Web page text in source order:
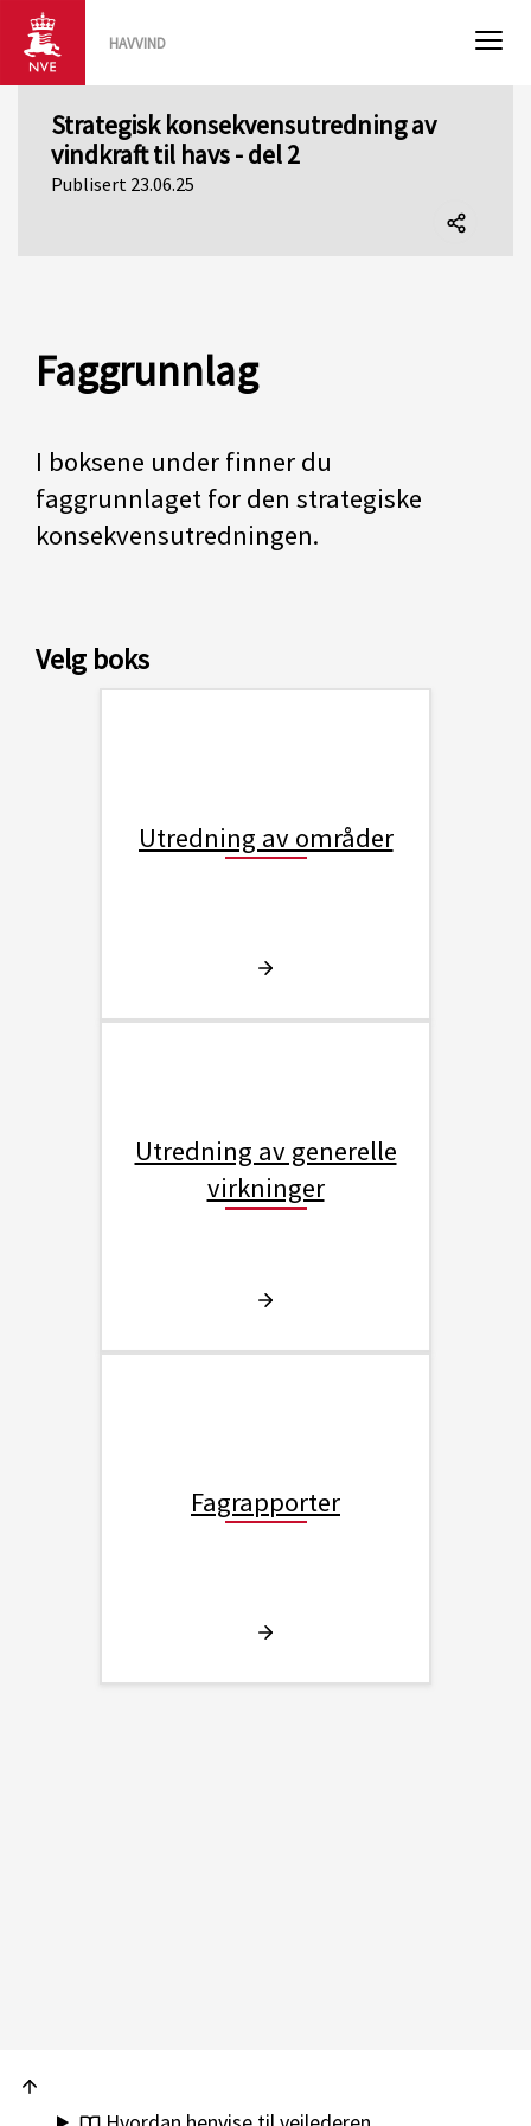
HAVVIND
Strategisk konsekvensutredning av
vindkraft til havs - del 2
Publisert 23.06.25
Faggrunnlag
I boksene under finner du
faggrunnlaget for den strategiske
konsekvensutredningen.
Velg boks
Utredning av områder
Utredning av generelle
virkninger
Fagrapporter